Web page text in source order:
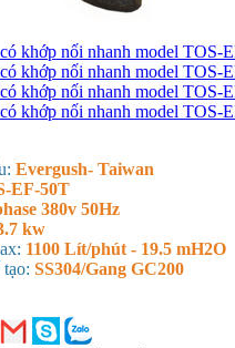
Evergush- Taiwan
EF-50T
380v 50Hz
kw
1100 Lít/phút - 19.5 mH2O
SS304/Gang GC200